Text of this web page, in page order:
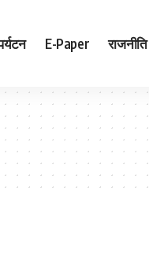
E-Paper राजनीति